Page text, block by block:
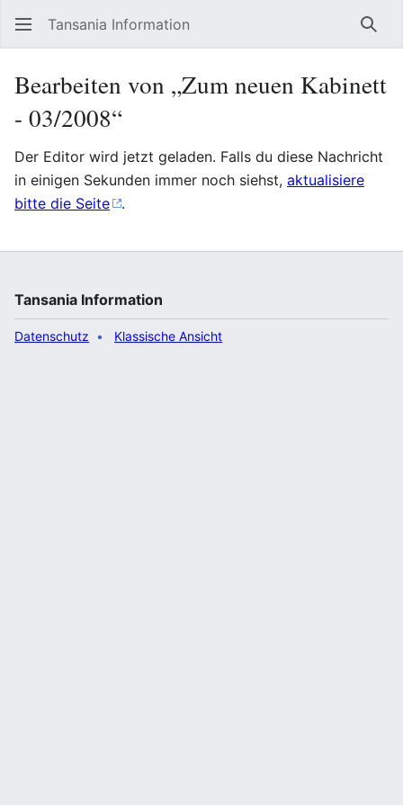
Tansania Information
Bearbeiten von „Zum neuen Kabinett
- 03/2008“
Der Editor wird jetzt geladen. Falls du diese Nachricht
in einigen Sekunden immer noch siehst, aktualisiere
bitte die Seite
.
Tansania Information
Datenschutz Klassische Ansicht